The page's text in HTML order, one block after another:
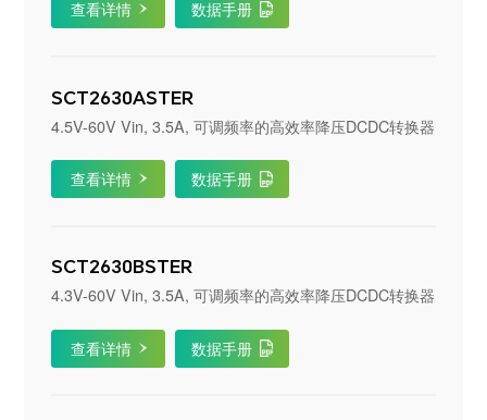
查看详情 数据手册
SCT2630ASTER
4.5V-60V Vin, 3.5A, 可调频率的高效率降压DCDC转换器
查看详情 数据手册
SCT2630BSTER
4.3V-60V Vin, 3.5A, 可调频率的高效率降压DCDC转换器
查看详情 数据手册